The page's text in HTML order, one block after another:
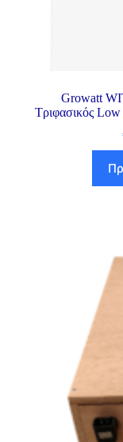
Growatt
Τριφασικός